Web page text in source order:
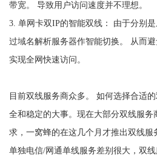
带宽。 导致用户访问速度并不理想。
3. 单网卡双IP的智能双线： 由于分别
过域名解析服务器作智能切换。 从而
实现全网快速访问。
目前双线服务商众多。 如何选择合适
全和稳定的大事。现在大部分双线服务
求，一窝蜂的在这几个月才推出双线
单独电信/网通单线服务差别很大，双